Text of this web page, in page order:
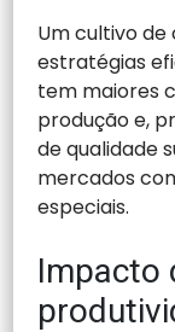
Um cultivo
estratégias
tem maiores
produção e,
de qualidade
mercados
especiais.
Impacto